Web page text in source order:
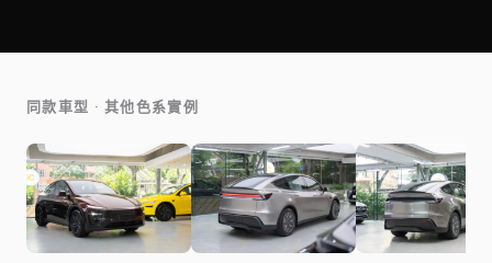
同款車型 · 其他色系實例